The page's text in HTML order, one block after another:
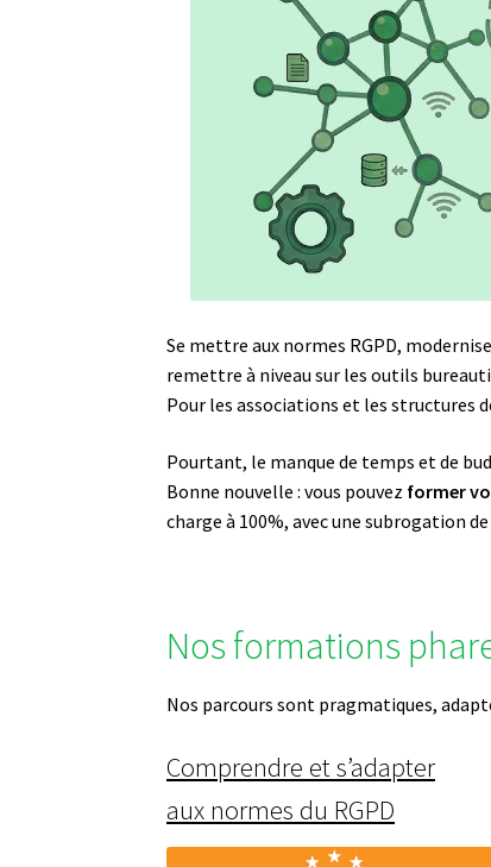
Se mettre aux normes RGPD,
remettre à niveau sur les outils
Pour les associations et les structures
Pourtant, le manque de temps et de
Bonne nouvelle : vous pouvez former
charge à 100%, avec une subrogation
Nos formations
Nos parcours sont pragmatiques,
Comprendre et s’adapter
aux normes du RGPD